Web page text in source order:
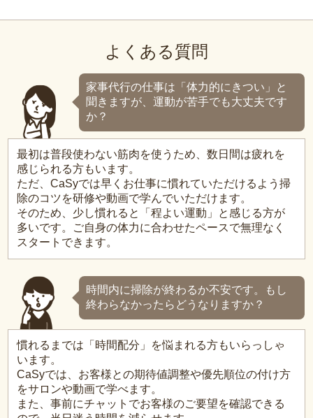
よくある質問
家事代行の仕事は「体力的にきつい」と
聞きますが、運動が苦手でも大丈夫です
か？
最初は普段使わない筋肉を使うため、数日間は疲れを
感じられる方もいます。
ただ、CaSyでは早くお仕事に慣れていただけるよう掃
除のコツを研修や動画で学んでいただけます。
そのため、少し慣れると「程よい運動」と感じる方が
多いです。ご自身の体力に合わせたペースで無理なく
スタートできます。
時間内に掃除が終わるか不安です。もし
終わらなかったらどうなりますか？
慣れるまでは「時間配分」を悩まれる方もいらっしゃ
います。
CaSyでは、お客様との期待値調整や優先順位の付け方
をサロンや動画で学べます。
また、事前にチャットでお客様のご要望を確認できる